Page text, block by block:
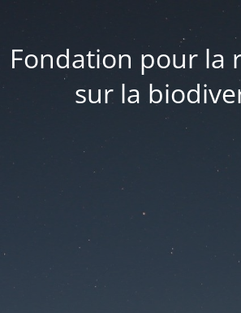
Fondation pour la
sur la